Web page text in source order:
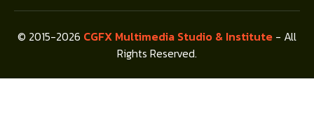
© 2015-2026 CGFX Multimedia Studio & Institute - All
Rights Reserved.